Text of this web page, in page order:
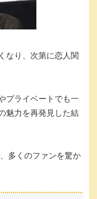
なり、次第に恋人関
プライベートでも一
魅力を再発見した結
多くのファンを驚か